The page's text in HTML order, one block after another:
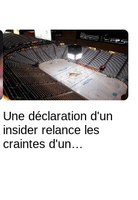
Une déclaration d'un
insider relance les
craintes d'un